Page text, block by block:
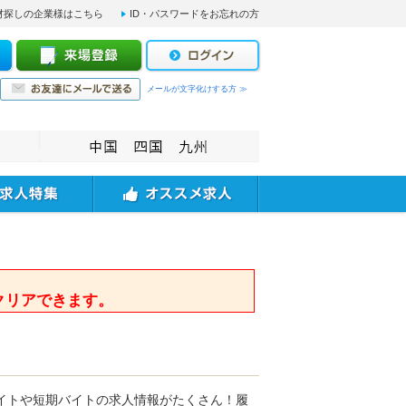
探しの企業様はこちら ID・パスワードをお忘れの方
メールが文字化けする方 ≫
アできます。
や短期バイトの求人情報がたくさん！履